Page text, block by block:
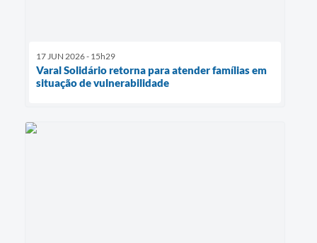
17 JUN 2026 - 15h29
Varal Solidário retorna para atender famílias em
situação de vulnerabilidade